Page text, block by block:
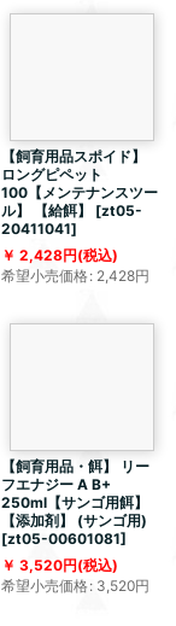
【飼育用品スポイド】
ロングピペット
100【メンテナンスツー
ル】 【給餌】
[zt05-
20411041]
2,428円(税込)
希望小売価格: 2,428円
【飼育用品・餌】 リー
フエナジー A B+
250ml【サンゴ用餌】
【添加剤】 (サンゴ用)
[zt05-00601081]
3,520円(税込)
希望小売価格: 3,520円